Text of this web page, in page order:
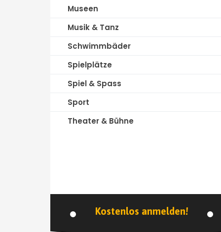
Museen
Musik & Tanz
Schwimmbäder
Spielplätze
Spiel & Spass
Sport
Theater & Bühne
Kostenlos anmelden!